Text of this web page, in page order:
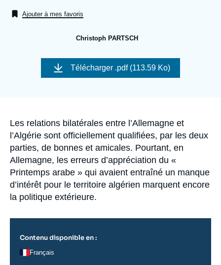
Événements
Se connecter
L'Ifri en bref
Ajouter à mes favoris
Christoph PARTSCH
Image
couverture
Télécharger .pdf (113.59 Ko)
Accroche
Les relations bilatérales entre l’Allemagne et
l’Algérie sont officiellement qualifiées, par les deux
parties, de bonnes et amicales. Pourtant, en
Allemagne, les erreurs d’appréciation du «
Printemps arabe » qui avaient entraîné un manque
d’intérêt pour le territoire algérien marquent encore
la politique extérieure.
Contenu disponible en :
Français